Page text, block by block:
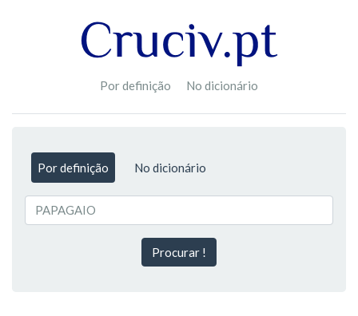
Por definição No dicionário
Por definição No dicionário
Procurar !